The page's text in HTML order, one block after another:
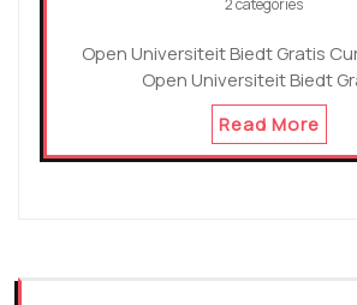
2 categories
Open Universiteit Biedt Gratis
Open Universiteit Biedt
Read More